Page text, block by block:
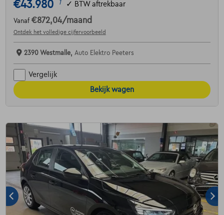
€43.980 1 ✓ BTW aftrekbaar
Vanaf €872,04/maand
Ontdek het volledige cijfervoorbeeld
2390 Westmalle, Auto Elektro Peeters
Vergelijk
Bekijk wagen